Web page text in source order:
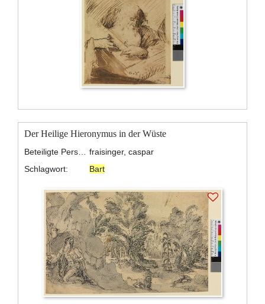
Der Heilige Hieronymus in der Wüste
fraisinger, caspar
Schlagwort:
Bart